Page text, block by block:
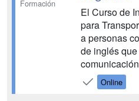
Formación
El Curso de
para
a personas
de inglés
A través de
alumnado
Online